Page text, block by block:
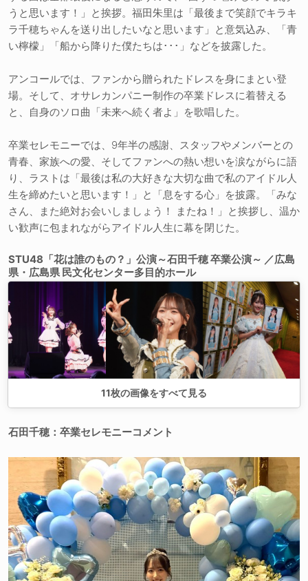
うと思います！」と挨拶。福田朱里は「最後まで笑顔でキラキ
ラ千穂ちゃんを送り出したいなと思います」と意気込み、「青
い檸檬」「船から降りた僕たちは･･･」などを披露した。
アンコールでは、ファンから贈られたドレスを身にまとい登
場。そして、オサレカンパニー制作の卒業ドレスに着替える
と、自身のソロ曲「未来へ続く者よ」を歌唱した。
卒業セレモニーでは、9年半の感謝、スタッフやメンバーとの
青春、家族への愛、そしてファンへの熱い想いを涙ながらに語
り、ラストは「最後は私の大好きな大切な曲で私のアイドル人
生を締めたいと思います！」と「息をする心」を披露。「みな
さん、また絶対お会いしましょう！ またね！」と挨拶し、温か
い歓声に包まれながらアイドル人生に幕を閉じた。
STU48「花は誰のもの？」公演～石田千穂 卒業公演～ ／広島
県・広島県 民文化センター多目的ホール
11枚の画像をすべて見る
石田千穂：卒業セレモニーコメント